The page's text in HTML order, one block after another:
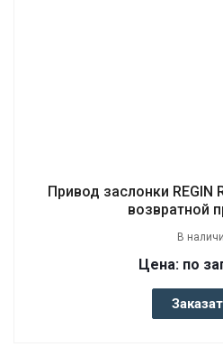
Привод заслонки REGIN
возвратной
В
Цена: по